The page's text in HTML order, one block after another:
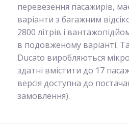
перевезення пасажирів,
варіанти з багажним
2800 літрів і
в подовженому варіанті.
Ducato виробляються
здатні вмістити до 17
версія доступна до
замовлення).